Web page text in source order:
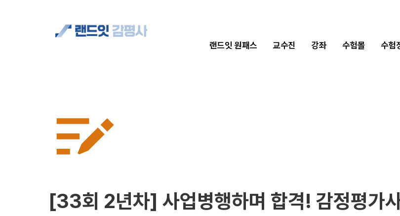
[33회 2년차] 사업병행하며 합격! 감정평가
랜드잇 원패스 교수진 강좌 수험몰 수험